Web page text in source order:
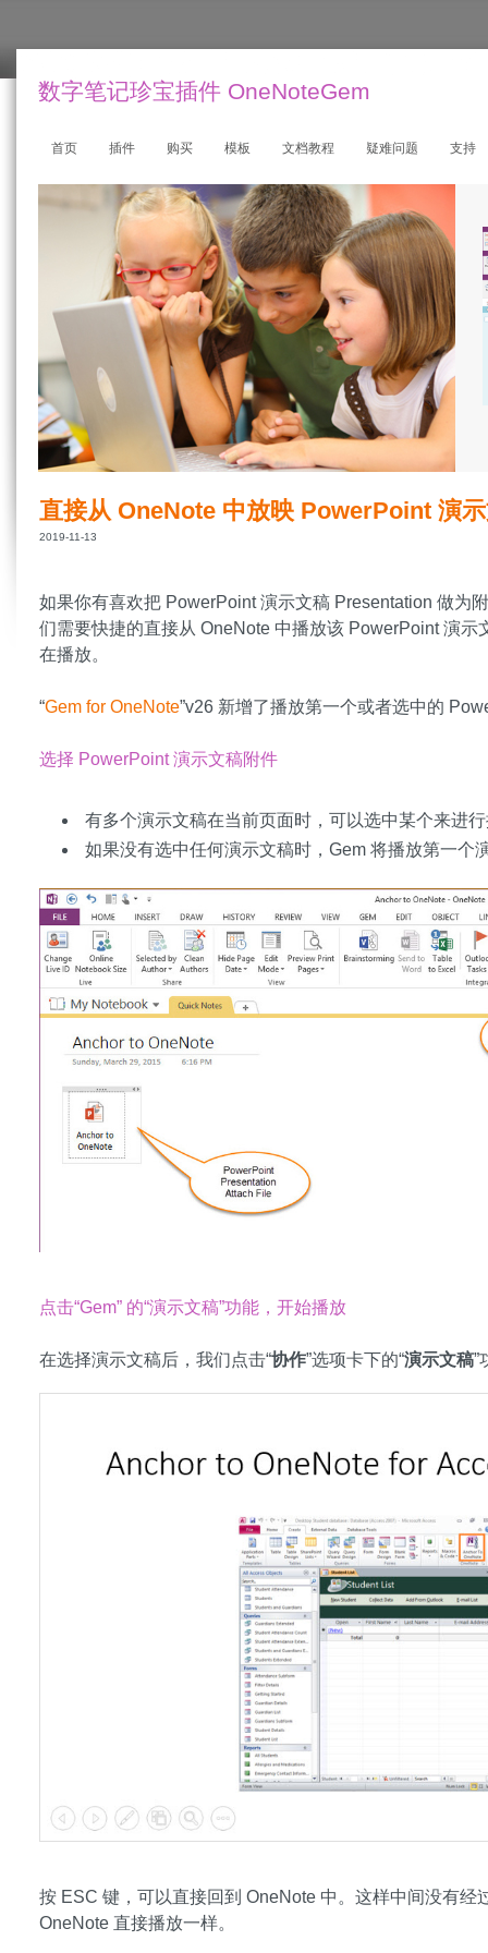
数字笔记珍宝插件 OneNoteGem
首页 插件 购买 模板 文档教程 疑难问题 支持
直接从 OneNote 中放映 PowerPoint 演
2019-11-13
如果你有喜欢把 PowerPoint 演示文稿 Presentation 做为
们需要快捷的直接从 OneNote 中播放该 PowerPoint 演
在播放。
“Gem for OneNote”v26 新增了播放第一个或者选中的
选择 PowerPoint 演示文稿附件
有多个演示文稿在当前页面时，可以选中某个来进
如果没有选中任何演示文稿时，Gem 将播放第一个
点击“Gem” 的“演示文稿”功能，开始播放
在选择演示文稿后，我们点击“协作”选项卡下的“演示文稿”
按 ESC 键，可以直接回到 OneNote 中。这样中间没有
OneNote 直接播放一样。